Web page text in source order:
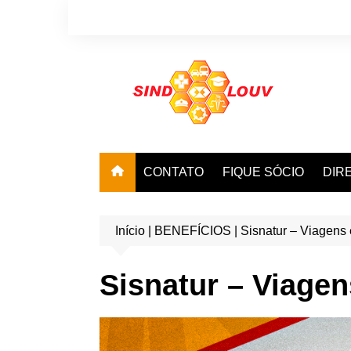
CONTATO FIQUE SÓCIO
Início BENEFÍCIOS Sisnatur – Viagens
Sisnatur –